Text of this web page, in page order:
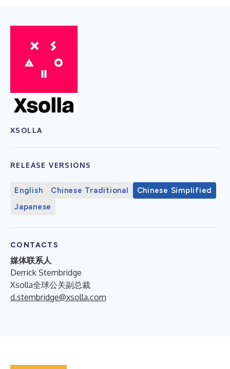
XSOLLA
RELEASE VERSIONS
English Chinese Traditional
Chinese Simplified
Japanese
CONTACTS
媒体联系人
Derrick Stembridge
Xsolla全球公关副总裁
d.stembridge@xsolla.com